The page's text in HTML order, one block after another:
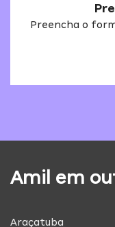
Preencha o
Amil em
Araçatuba